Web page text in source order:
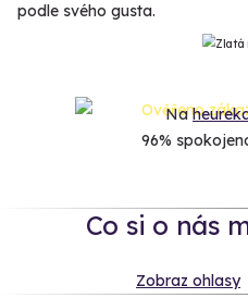
podle svého gusta.
Na
96%
Co si o nás
Zobraz ohlasy